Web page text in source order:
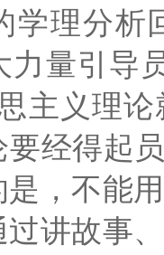
学理分析
力量引导
主义理
经得起
，不能
过讲故事